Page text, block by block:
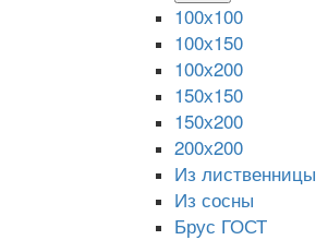
100х100
100х150
100х200
150х150
150х200
200х200
Из лиственницы
Из сосны
Брус ГОСТ